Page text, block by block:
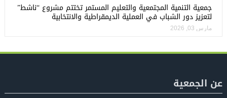
جمعية التنمية المجتمعية والتعليم المستمر تختتم مشروع “ناشط”
لتعزيز دور الشباب في العملية الديمقراطية والانتخابية
مارس 03, 2026
عن الجمعية